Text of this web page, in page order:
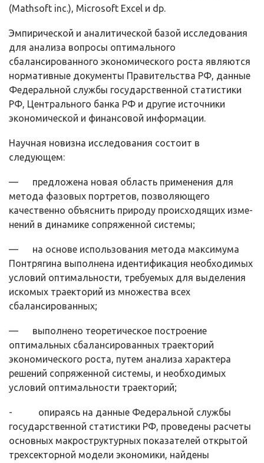
(Mathsoft inc.), Microsoft Ex­cel и dp.
Эмпирической и аналитической базой исследования
для анализа во­просы оптимального
сбалансированного экономического роста являются
нормативные документы Правительства РФ, данные
Федеральной службы государственной статистики
РФ, Центрального банка РФ и другие источники
экономической и финансовой информации.
Научная новизна исследования состоит в
следующем:
— предложена новая область применения для
метода фазовых порт­ретов, позволяющего
качественно объяснить природу происходящих изме­
нений в динамике сопряженной системы;
— на основе использования метода максимума
Понтрягина выполне­на идентификация необходимых
условий оптимальности, требуемых для вы­деления
искомых траекторий из множества всех
сбалансированных;
— выполнено теоретическое построение
оптимальных сбалансиро­ванных траекторий
экономического роста, путем анализа характера
решений сопряженной системы, и необходимых
условий оптимальности траекторий;
- опираясь на данные Федеральной службы
государственной стати­стики РФ, проведены расчеты
основных макроструктурных показателей от­крытой
трехсекторной модели экономики, найдены